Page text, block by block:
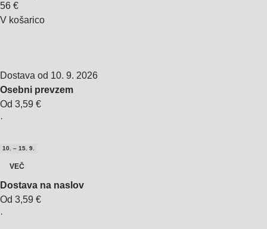
56 €
V košarico
Dostava od 10. 9. 2026
Osebni prevzem
Od 3,59 €
·
10. – 15. 9.
VEČ
Dostava na naslov
Od 3,59 €
·